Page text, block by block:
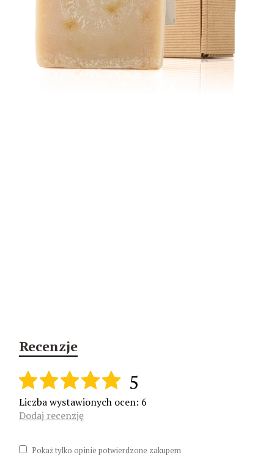
Recenzje
5
Liczba wystawionych ocen: 6
Dodaj recenzję
Pokaż tylko opinie potwierdzone zakupem